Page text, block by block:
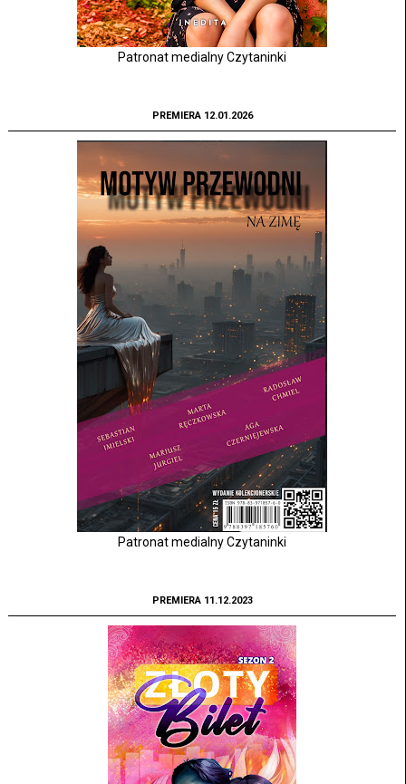
Patronat medialny Czytaninki
PREMIERA 12.01.2026
Patronat medialny Czytaninki
PREMIERA 11.12.2023